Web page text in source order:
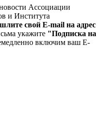
Ассоциации
и Института
свой E-mail на адрес
укажите "Подписка на
включим ваш E-